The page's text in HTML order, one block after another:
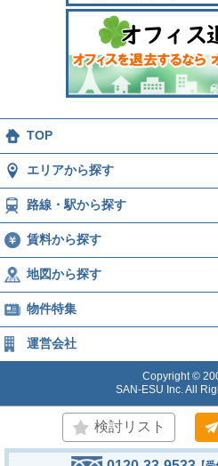
検討リスト
TOP
エリアから探す
路線・駅から探す
賃料から探す
地図から探す
物件特集
運営会社
Copyright ©
SAN-ESU Inc. All